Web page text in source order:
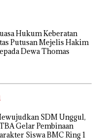
Hukum Keberatan
Putusan Mejelis Hakim
Dewa Thomas
SDM Unggul,
Gelar Pembinaan
Siswa BMC Ring 1